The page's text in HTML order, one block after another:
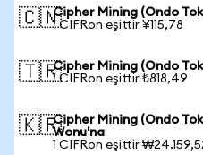
🇨🇳Cipher Mining (Ondo
1 CIFRon eşittir ¥115,78
🇹🇷Cipher Mining (Ondo
1 CIFRon eşittir ₺818,49
🇰🇷Cipher Mining (Ondo
Wonu'na
1 CIFRon eşittir